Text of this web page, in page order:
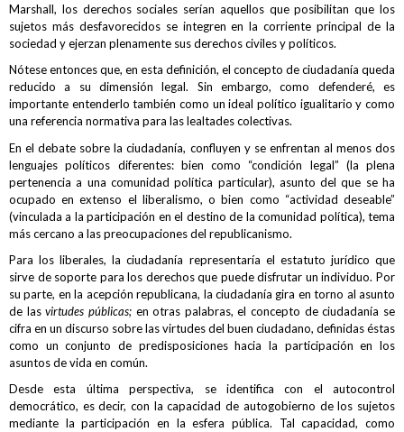
Marshall, los derechos sociales serían aquellos que posibilitan que los
sujetos más desfavorecidos se integren en la corriente principal de la
sociedad y ejerzan plenamente sus derechos civiles y políticos.
Nótese entonces que, en esta definición, el concepto de ciudadanía queda
reducido a su dimensión legal. Sin embargo, como defenderé, es
importante entenderlo también como un ideal político igualitario y como
una referencia normativa para las lealtades colectivas.
En el debate sobre la ciudadanía, confluyen y se enfrentan al menos dos
lenguajes políticos diferentes: bien como “condición legal” (la plena
pertenencia a una comunidad política particular), asunto del que se ha
ocupado en extenso el liberalismo, o bien como “actividad deseable”
(vinculada a la participación en el destino de la comunidad política), tema
más cercano a las preocupaciones del republicanismo.
Para los liberales, la ciudadanía representaría el estatuto jurídico que
sirve de soporte para los derechos que puede disfrutar un individuo. Por
su parte, en la acepción republicana, la ciudadanía gira en torno al asunto
de lasvirtudes públicas;en otras palabras, el concepto de ciudadanía se
cifra en un discurso sobre las virtudes del buen ciudadano, definidas éstas
como un conjunto de predisposiciones hacia la participación en los
asuntos de vida en común.
Desde esta última perspectiva, se identifica con el autocontrol
democrático, es decir, con la capacidad de autogobierno de los sujetos
mediante la participación en la esfera pública. Tal capacidad, como